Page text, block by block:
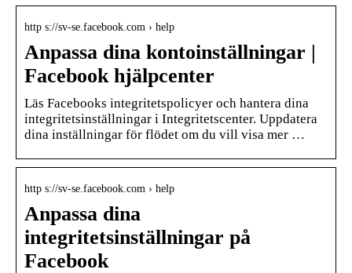
http s://sv-se.facebook.com › help
Anpassa dina kontoinställningar |
Facebook hjälpcenter
Läs Facebooks integritetspolicyer och hantera dina
integritetsinställningar i Integritetscenter. Uppdatera
dina inställningar för flödet om du vill visa mer …
http s://sv-se.facebook.com › help
Anpassa dina
integritetsinställningar på
Facebook